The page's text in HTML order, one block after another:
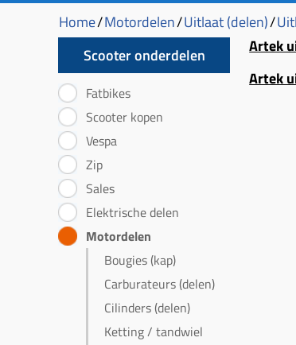
Home/Motordelen/Uitlaat (delen)/
Scooter onderdelen
Fatbikes
Scooter kopen
Vespa
Zip
Sales
Elektrische delen
Motordelen
Bougies (kap)
Carburateurs (delen)
Cilinders (delen)
Ketting / tandwiel
Artek
Artek